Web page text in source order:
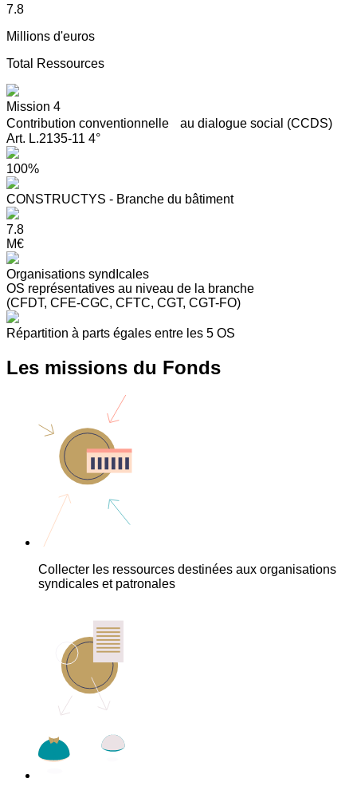
7.8
Millions d'euros
Total Ressources
Mission 4
Contribution conventionnelle au dialogue social (CCDS)
Art. L.2135-11 4°
100%
CONSTRUCTYS - Branche du bâtiment
7.8
M€
Organisations syndIcales
OS représentatives au niveau de la branche
(CFDT, CFE-CGC, CFTC, CGT, CGT-FO)
Répartition à parts égales entre les 5 OS
Les missions du Fonds
Collecter les ressources destinées aux organisations
syndicales et patronales